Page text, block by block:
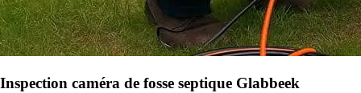
Inspection caméra de fosse septique Glabbeek